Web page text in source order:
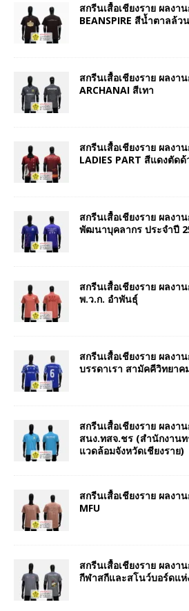
สกรีนเสื้อเชียงราย ผลงา
BEANSPIRE สีน้ำตาลล้วน
สกรีนเสื้อเชียงราย ผลงา
ARCHANAI สีเทา
สกรีนเสื้อเชียงราย ผลงา
LADIES PART สีแดงตัด
สกรีนเสื้อเชียงราย ผลงา
พัฒนาบุคลากร ประจำปี
สกรีนเสื้อเชียงราย ผลงา
พ.ว.ก. อำพันธุ์
สกรีนเสื้อเชียงราย ผลงา
บรรดาเรา สามัคคีวิทยาค
สกรีนเสื้อเชียงราย ผลงา
สนง.ทสจ.ชร (สำนักงาน
แวดล้อมจังหวัดเชียงราย)
สกรีนเสื้อเชียงราย ผลงา
MFU
สกรีนเสื้อเชียงราย ผลงา
กีฬาสกีและสโนว์บอร์ดแห่